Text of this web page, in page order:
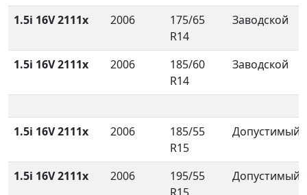
1.5i 16V 2111x 2006
175/65
R14
Заводской
1.5i 16V 2111x 2006
185/60
R14
Заводской
1.5i 16V 2111x 2006
185/55
R15
Допустимый
1.5i 16V 2111x 2006
195/55
Допустимый